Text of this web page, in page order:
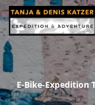
E-Bike-Expedition